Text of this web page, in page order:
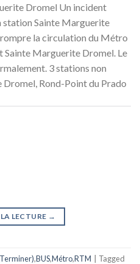
Dromel Un incident
station Sainte Marguerite
la circulation du Métro
Sainte Marguerite Dromel. Le
3 stations non
Rond-Point du Prado
LECTURE →
,BUS,Métro,RTM | Tagged